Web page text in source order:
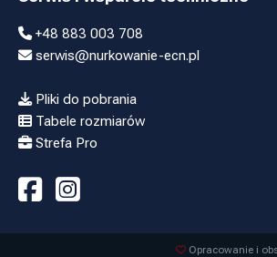
+48 883 003 708
serwis@nurkowanie-ecn.pl
Pliki do pobrania
Tabele rozmiarów
Strefa Pro
Opracowanie i